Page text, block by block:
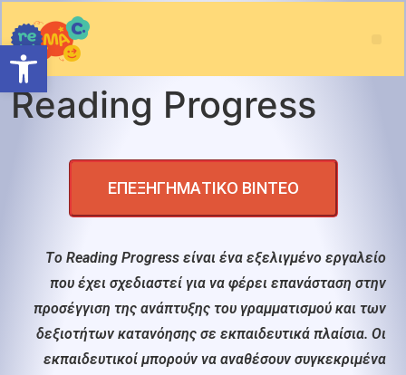
Ανοίξτε τη γραμμή
Reading Progress
EΠΕΞΗΓΗΜΑΤΙΚΟ ΒΙΝΤΕΟ
Tο Reading Progress είναι ένα εξελιγμένο εργαλείο
που έχει σχεδιαστεί για να φέρει επανάσταση στην
προσέγγιση της ανάπτυξης του γραμματισμού και των
δεξιοτήτων κατανόησης σε εκπαιδευτικά πλαίσια. Οι
εκπαιδευτικοί μπορούν να αναθέσουν συγκεκριμένα